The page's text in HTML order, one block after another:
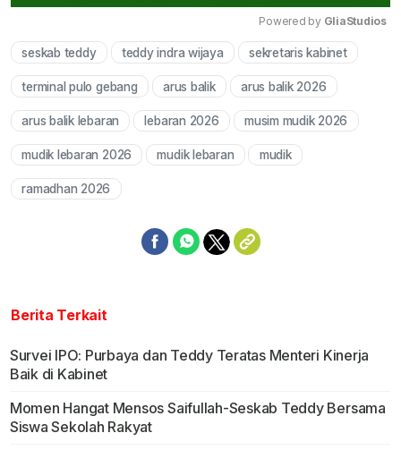
Mute
Powered by GliaStudios
seskab teddy teddy indra wijaya sekretaris kabinet
terminal pulo gebang arus balik arus balik 2026
arus balik lebaran lebaran 2026 musim mudik 2026
mudik lebaran 2026 mudik lebaran mudik
ramadhan 2026
Berita Terkait
Survei IPO: Purbaya dan Teddy Teratas Menteri Kinerja
Baik di Kabinet
Momen Hangat Mensos Saifullah-Seskab Teddy Bersama
Siswa Sekolah Rakyat